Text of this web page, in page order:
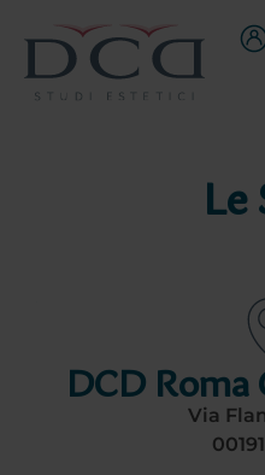
Le
DCD Roma
Via